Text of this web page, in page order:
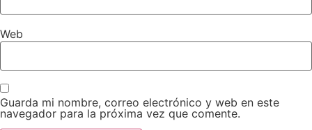
Web
Guarda mi nombre, correo electrónico y web en este
navegador para la próxima vez que comente.